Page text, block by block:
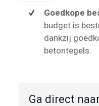
Goedkope
budget is
dankzij
betontegels.
Ga direct